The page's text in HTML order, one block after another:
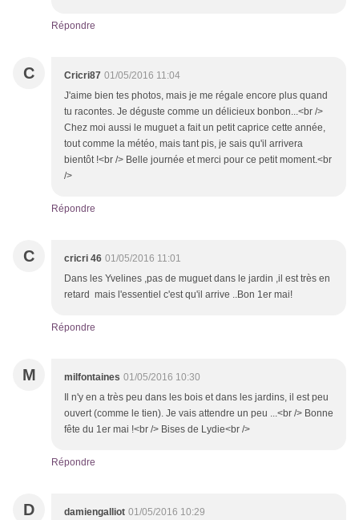
Répondre
C Cricri87 01/05/2016 11:04
J'aime bien tes photos, mais je me régale encore plus quand
tu racontes. Je déguste comme un délicieux bonbon...<br />
Chez moi aussi le muguet a fait un petit caprice cette année,
tout comme la météo, mais tant pis, je sais qu'il arrivera
bientôt !<br /> Belle journée et merci pour ce petit moment.<br
/>
Répondre
C cricri 46 01/05/2016 11:01
Dans les Yvelines ,pas de muguet dans le jardin ,il est très en
retard mais l'essentiel c'est qu'il arrive ..Bon 1er mai!
Répondre
M milfontaines 01/05/2016 10:30
Il n'y en a très peu dans les bois et dans les jardins, il est peu
ouvert (comme le tien). Je vais attendre un peu ...<br /> Bonne
fête du 1er mai !<br /> Bises de Lydie<br />
Répondre
D damiengalliot 01/05/2016 10:29